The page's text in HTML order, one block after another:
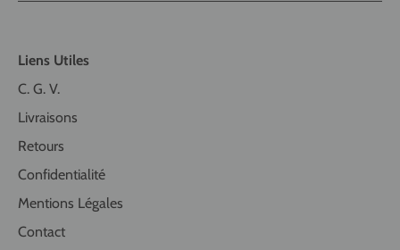
Liens Utiles
C. G. V.
Livraisons
Retours
Confidentialité
Mentions Légales
Contact